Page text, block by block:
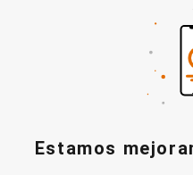
Estamos